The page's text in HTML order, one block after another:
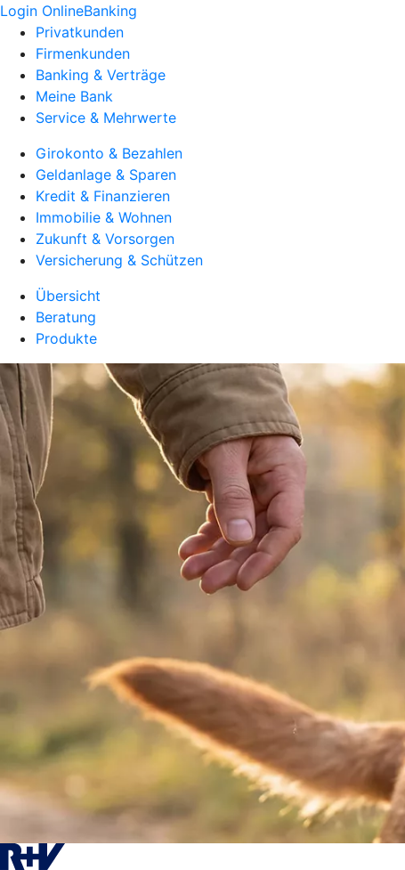
Login OnlineBanking
Privatkunden
Firmenkunden
Banking & Verträge
Meine Bank
Service & Mehrwerte
Girokonto & Bezahlen
Geldanlage & Sparen
Kredit & Finanzieren
Immobilie & Wohnen
Zukunft & Vorsorgen
Versicherung & Schützen
Übersicht
Beratung
Produkte